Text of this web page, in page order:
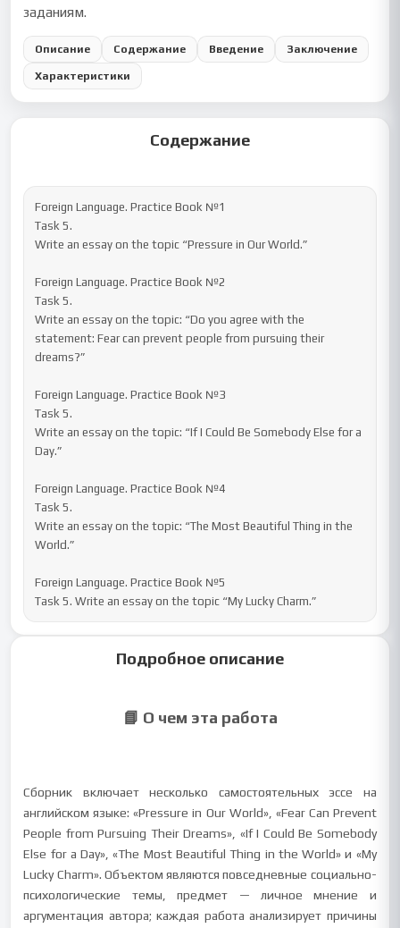
заданиям.
Описание Содержание Введение Заключение
Характеристики
Содержание
Foreign Language. Practice Book №1
Task 5.
Write an essay on the topic “Pressure in Our World.”
Foreign Language. Practice Book №2
Task 5.
Write an essay on the topic: “Do you agree with the
statement: Fear can prevent people from pursuing their
dreams?”
Foreign Language. Practice Book №3
Task 5.
Write an essay on the topic: “If I Could Be Somebody Else for a
Day.”
Foreign Language. Practice Book №4
Task 5.
Write an essay on the topic: “The Most Beautiful Thing in the
World.”
Foreign Language. Practice Book №5
Task 5. Write an essay on the topic “My Lucky Charm.”
Подробное описание
📘 О чем эта работа
Сборник включает несколько самостоятельных эссе на
английском языке: «Pressure in Our World», «Fear Can Prevent
People from Pursuing Their Dreams», «If I Could Be Somebody
Else for a Day», «The Most Beautiful Thing in the World» и «My
Lucky Charm». Объектом являются повседневные социально-
психологические темы, предмет — личное мнение и
аргументация автора; каждая работа анализирует причины